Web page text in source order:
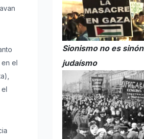
el
Sionismo no es
judaísmo